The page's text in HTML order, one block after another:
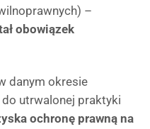
–
obowiązek
danym okresie
utrwalonej praktyki
ochronę prawną na